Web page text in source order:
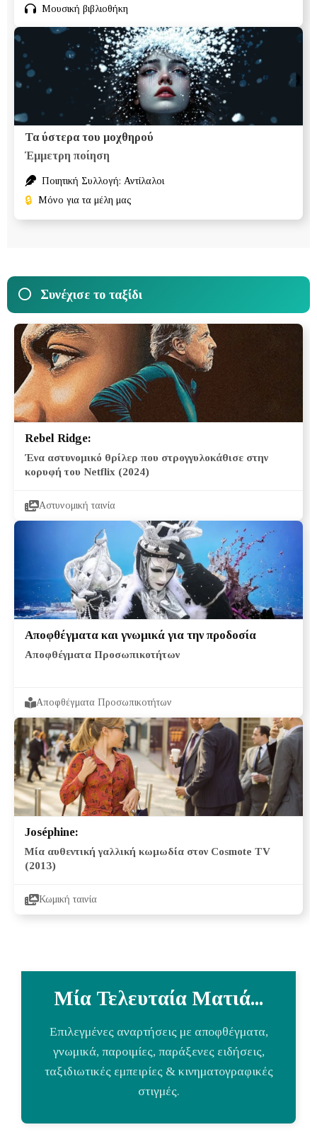
Μουσική βιβλιοθήκη
Τα ύστερα του μοχθηρού
Έμμετρη ποίηση
Ποιητική Συλλογή: Αντίλαλοι
🔒 Μόνο για τα μέλη μας
Συνέχισε το ταξίδι
Rebel Ridge:
Ένα αστυνομικό θρίλερ που στρογγυλοκάθισε στην
κορυφή του Netflix (2024)
Αστυνομική ταινία
Αποφθέγματα και γνωμικά για την προδοσία
Αποφθέγματα Προσωπικοτήτων
Αποφθέγματα Προσωπικοτήτων
Joséphine:
Μία αυθεντική γαλλική κωμωδία στον Cosmote TV
(2013)
Κωμική ταινία
Μία Τελευταία Ματιά...
Επιλεγμένες αναρτήσεις με αποφθέγματα,
γνωμικά, παροιμίες, παράξενες ειδήσεις,
ταξιδιωτικές εμπειρίες & κινηματογραφικές
στιγμές.